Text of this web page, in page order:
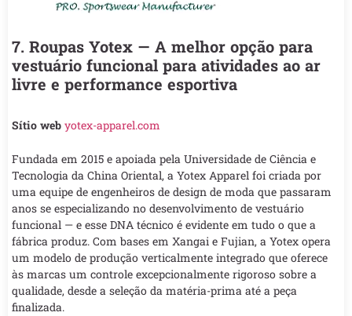
7. Roupas Yotex — A melhor opção para
vestuário funcional para atividades ao ar
livre e performance esportiva
Sítio web yotex-apparel.com
Fundada em 2015 e apoiada pela Universidade de Ciência e
Tecnologia da China Oriental, a Yotex Apparel foi criada por
uma equipe de engenheiros de design de moda que passaram
anos se especializando no desenvolvimento de vestuário
funcional — e esse DNA técnico é evidente em tudo o que a
fábrica produz. Com bases em Xangai e Fujian, a Yotex opera
um modelo de produção verticalmente integrado que oferece
às marcas um controle excepcionalmente rigoroso sobre a
qualidade, desde a seleção da matéria-prima até a peça
finalizada.